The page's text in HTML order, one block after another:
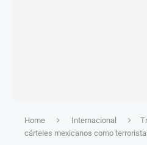
Home Internacional
cárteles mexicanos como